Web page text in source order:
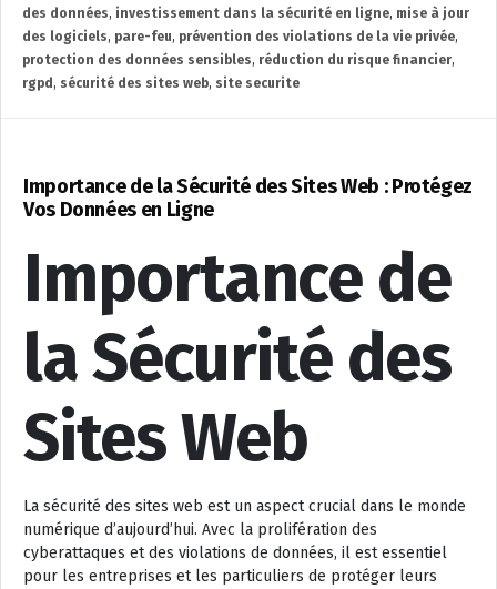
des données, investissement dans la sécurité en ligne, mise à jour
des logiciels, pare-feu, prévention des violations de la vie privée,
protection des données sensibles, réduction du risque financier,
rgpd , sécurité des sites web, site securite
Importance de la Sécurité des Sites Web : Protégez
Vos Données en Ligne
Importance de
la Sécurité des
Sites Web
La sécurité des sites web est un aspect crucial dans le monde
numérique d’aujourd’hui. Avec la prolifération des
cyberattaques et des violations de données, il est essentiel
pour les entreprises et les particuliers de protéger leurs